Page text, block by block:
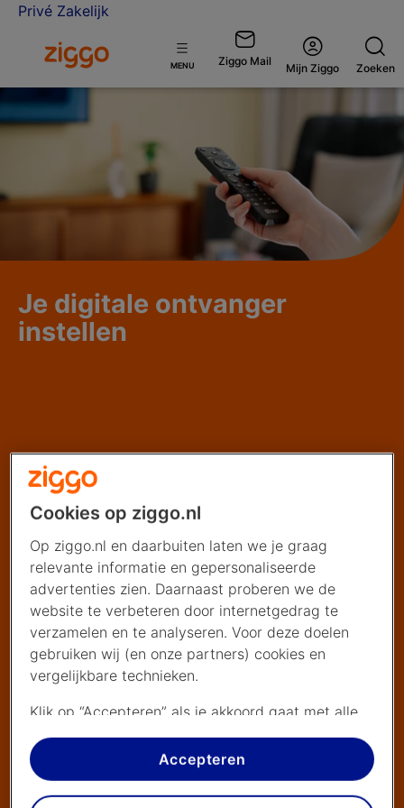
Privé Zakelijk
Ga naar de Ziggo homepage
MENU Ziggo Mail Open
Mijn Ziggo
Zoeken
Je digitale ontvanger
instellen
Cookies op ziggo.nl
Op ziggo.nl en daarbuiten laten we je graag
relevante informatie en gepersonaliseerde
advertenties zien. Daarnaast proberen we de
website te verbeteren door internetgedrag te
verzamelen en te analyseren. Voor deze doelen
gebruiken wij (en onze partners) cookies en
vergelijkbare technieken.
Klik op “Accepteren” als je akkoord gaat met alle
cookies. Kies je voor “Nee, liever niet”, dan
plaatsen we alleen strikt noodzakelijke cookies om
de website goed te laten werken. Dat betekent
dat we geen vormen van personalisatie
Accepteren